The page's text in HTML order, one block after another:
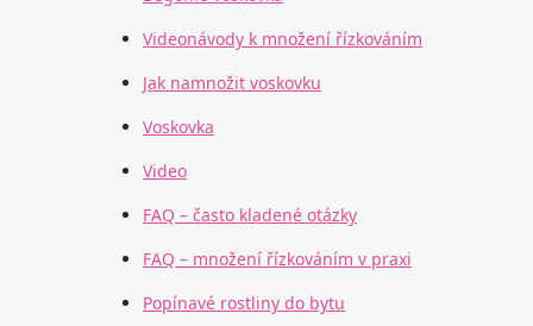
Videonávody k množení řízkováním
Jak namnožit voskovku
Voskovka
Video
FAQ – často kladené otázky
FAQ – množení řízkováním v praxi
Popínavé rostliny do bytu